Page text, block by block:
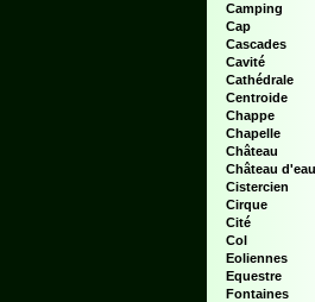
Camping
Cap
Cascades
Cavité
Cathédrale
Centroide
Chappe
Chapelle
Château
Château d'eau
Cistercien
Cirque
Cité
Col
Eoliennes
Equestre
Fontaines